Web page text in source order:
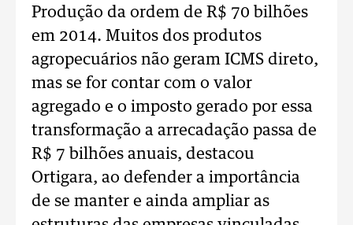
Produção da ordem de R$ 70 bilhões
em 2014. Muitos dos produtos
agropecuários não geram ICMS direto,
mas se for contar com o valor
agregado e o imposto gerado por essa
transformação a arrecadação passa de
R$ 7 bilhões anuais, destacou
Ortigara, ao defender a importância
de se manter e ainda ampliar as